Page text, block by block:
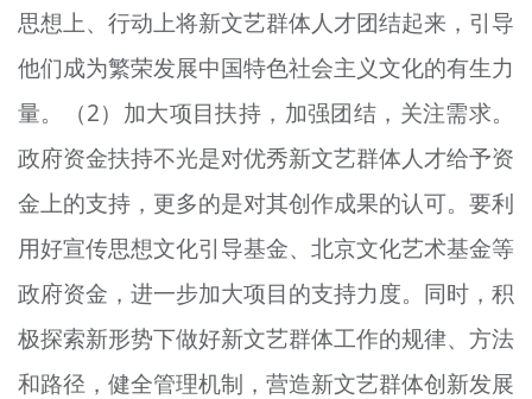
思想上、行动上将新文艺群体人才团结起来，引导
他们成为繁荣发展中国特色社会主义文化的有生力
量。（2）加大项目扶持，加强团结，关注需求。
政府资金扶持不光是对优秀新文艺群体人才给予资
金上的支持，更多的是对其创作成果的认可。要利
用好宣传思想文化引导基金、北京文化艺术基金等
政府资金，进一步加大项目的支持力度。同时，积
极探索新形势下做好新文艺群体工作的规律、方法
和路径，健全管理机制，营造新文艺群体创新发展